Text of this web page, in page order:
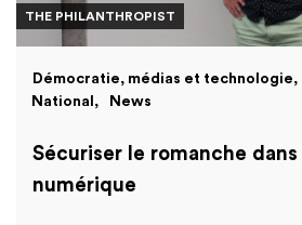
THE PHILANTHROPIST
Démocratie, médias et technologie
National
News
Sécuriser le romanche dans
numérique